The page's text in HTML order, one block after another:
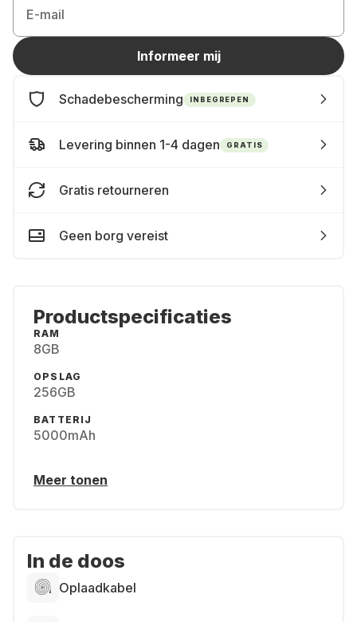
E-mail
Informeer mij
Schadebescherming INBEGREPEN
Levering binnen 1-4 dagen GRATIS
Gratis retourneren
Geen borg vereist
Productspecificaties
RAM
8GB
OPSLAG
256GB
BATTERIJ
5000mAh
Meer tonen
In de doos
Oplaadkabel